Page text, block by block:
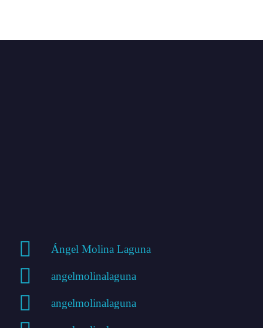
Ángel Molina Laguna
angelmolinalaguna
angelmolinalaguna